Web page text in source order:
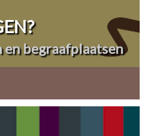
en begraafplaatsen